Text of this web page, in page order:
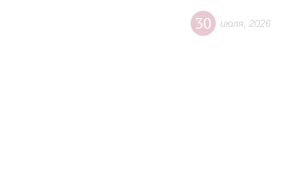
30 июля 2026